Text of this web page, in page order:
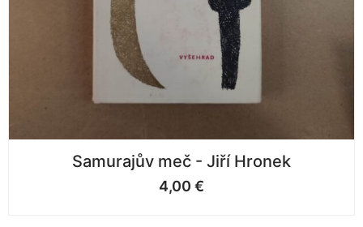
Samurajův meč - Jiří Hronek
4,00 €